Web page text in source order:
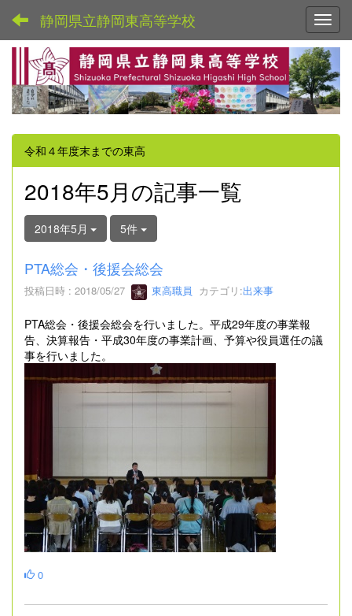
静岡県立静岡東高等学校
令和４年度末までの東高
2018年5月の記事一覧
2018年5月 5件
PTA総会・後援会総会
投稿日時 : 2018/05/27 東高職員 カテゴリ:出来事
PTA総会・後援会総会を行いました。平成29年度の事業報
告、決算報告・平成30年度の事業計画、予算や役員選任の議
事を行いました。
0